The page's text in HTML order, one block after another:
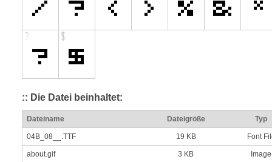
:: Die Datei beinhaltet:
Dateiname Dateigröße Typ
04B_08__.TTF 19 KB Font
about.gif 3 KB Image